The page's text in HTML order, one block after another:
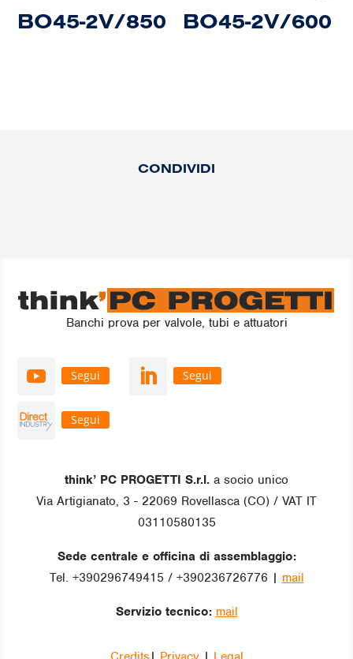
BO45-2V/850 BO45-2V/600
CONDIVIDI
Banchi prova per valvole, tubi e attuatori
Segui Segui
Segui
think’ PC PROGETTI S.r.l. a socio unico
Via Artigianato, 3 - 22069 Rovellasca (CO) / VAT IT
03110580135
Sede centrale e officina di assemblaggio:
Tel. +390296749415 / +390236726776 | mail
Servizio tecnico: mail